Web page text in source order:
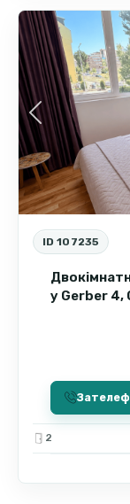
Previous
ID 107235
у Gerber 4,
2